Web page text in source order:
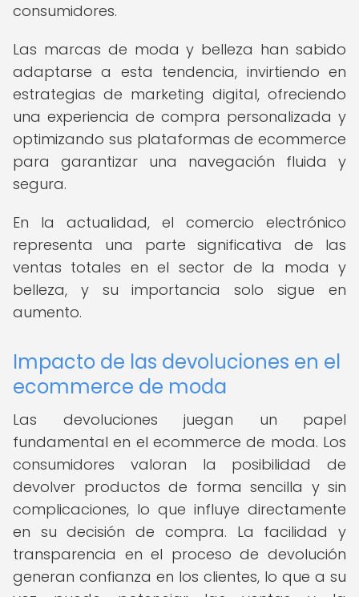
consumidores.
Las marcas de moda y belleza han sabido
adaptarse a esta tendencia, invirtiendo en
estrategias de marketing digital, ofreciendo
una experiencia de compra personalizada y
optimizando sus plataformas de ecommerce
para garantizar una navegación fluida y
segura.
En la actualidad, el comercio electrónico
representa una parte significativa de las
ventas totales en el sector de la moda y
belleza, y su importancia solo sigue en
aumento.
Impacto de las devoluciones en el
ecommerce de moda
Las devoluciones juegan un papel
fundamental en el ecommerce de moda. Los
consumidores valoran la posibilidad de
devolver productos de forma sencilla y sin
complicaciones, lo que influye directamente
en su decisión de compra. La facilidad y
transparencia en el proceso de devolución
generan confianza en los clientes, lo que a su